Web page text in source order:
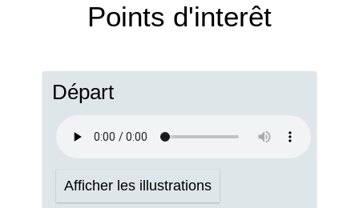
Points d'interêt
Départ
Afficher les illustrations